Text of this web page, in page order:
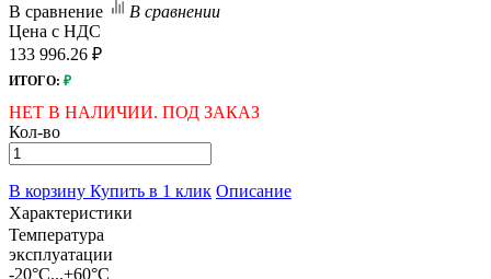
В сравнение
В сравнении
Цена с НДС
133 996.26 ₽
ИТОГО: ₽
НЕТ В НАЛИЧИИ. ПОД ЗАКАЗ
Кол-во
В корзину Купить в 1 клик Описание
Характеристики
Температура
эксплуатации
-20°С...+60°С